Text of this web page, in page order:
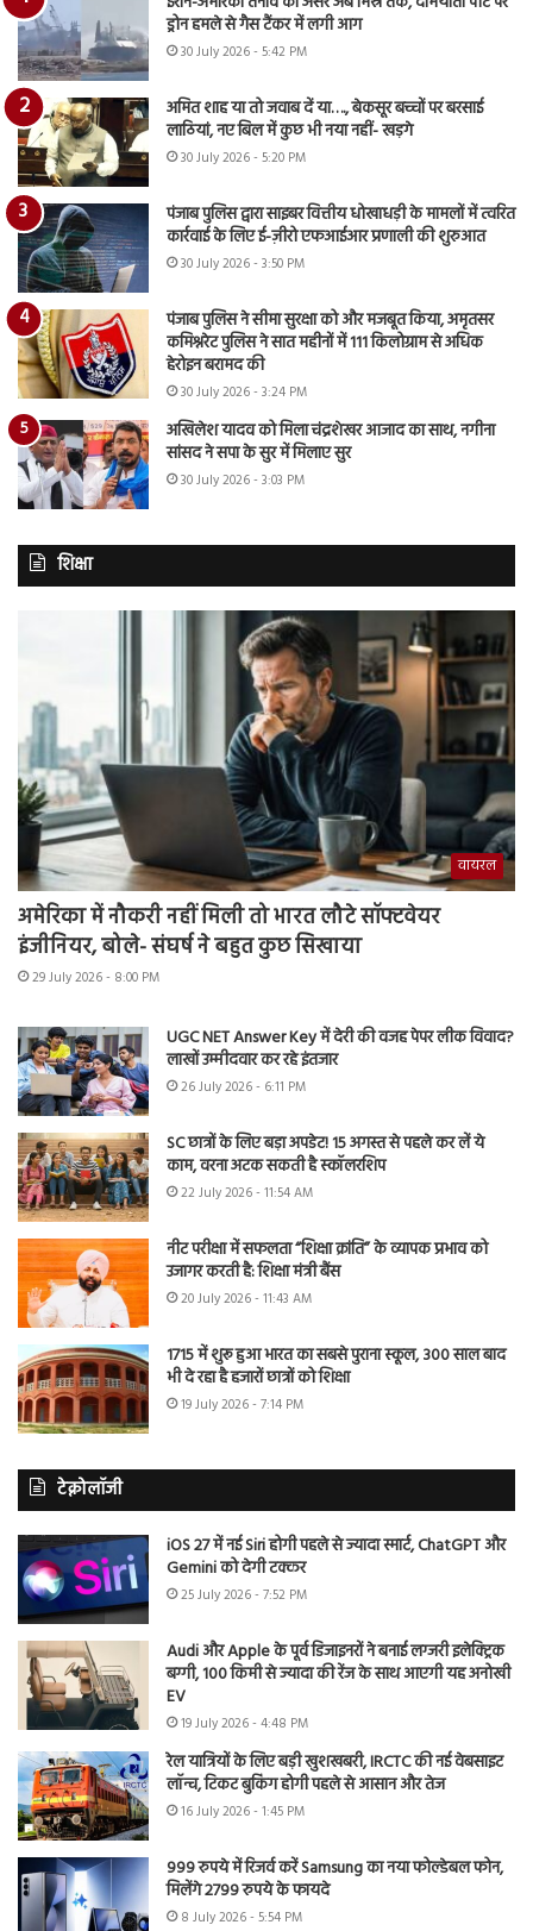
ड्रोन हमले से गैस टैंकर में लगी आग
30 July 2026 - 5:42 PM
अमित शाह या तो जवाब दें या…., बेकसूर बच्चों पर बरसाई
लाठियां, नए बिल में कुछ भी नया नहीं- खड़गे
30 July 2026 - 5:20 PM
पंजाब पुलिस द्वारा साइबर वित्तीय धोखाधड़ी के मामलों में त्वरित
कार्रवाई के लिए ई-ज़ीरो एफआईआर प्रणाली की शुरुआत
30 July 2026 - 3:50 PM
पंजाब पुलिस ने सीमा सुरक्षा को और मजबूत किया, अमृतसर
कमिश्नरेट पुलिस ने सात महीनों में 111 किलोग्राम से अधिक
हेरोइन बरामद की
30 July 2026 - 3:24 PM
अखिलेश यादव को मिला चंद्रशेखर आजाद का साथ, नगीना
सांसद ने सपा के सुर में मिलाए सुर
30 July 2026 - 3:03 PM
शिक्षा
वायरल
अमेरिका में नौकरी नहीं मिली तो भारत लौटे सॉफ्टवेयर
इंजीनियर, बोले- संघर्ष ने बहुत कुछ सिखाया
29 July 2026 - 8:00 PM
UGC NET Answer Key में देरी की वजह पेपर लीक विवाद?
लाखों उम्मीदवार कर रहे इंतजार
26 July 2026 - 6:11 PM
SC छात्रों के लिए बड़ा अपडेट! 15 अगस्त से पहले कर लें ये
काम, वरना अटक सकती है स्कॉलरशिप
22 July 2026 - 11:54 AM
नीट परीक्षा में सफलता “शिक्षा क्रांति” के व्यापक प्रभाव को
उजागर करती है: शिक्षा मंत्री बैंस
20 July 2026 - 11:43 AM
1715 में शुरू हुआ भारत का सबसे पुराना स्कूल, 300 साल बाद
भी दे रहा है हजारों छात्रों को शिक्षा
19 July 2026 - 7:14 PM
टेक्नोलॉजी
iOS 27 में नई Siri होगी पहले से ज्यादा स्मार्ट, ChatGPT और
Gemini को देगी टक्कर
25 July 2026 - 7:52 PM
Audi और Apple के पूर्व डिजाइनरों ने बनाई लग्जरी इलेक्ट्रिक
बग्गी, 100 किमी से ज्यादा की रेंज के साथ आएगी यह अनोखी
EV
19 July 2026 - 4:48 PM
रेल यात्रियों के लिए बड़ी खुशखबरी, IRCTC की नई वेबसाइट
लॉन्च, टिकट बुकिंग होगी पहले से आसान और तेज
16 July 2026 - 1:45 PM
999 रुपये में रिजर्व करें Samsung का नया फोल्डेबल फोन,
मिलेंगे 2799 रुपये के फायदे
8 July 2026 - 5:54 PM